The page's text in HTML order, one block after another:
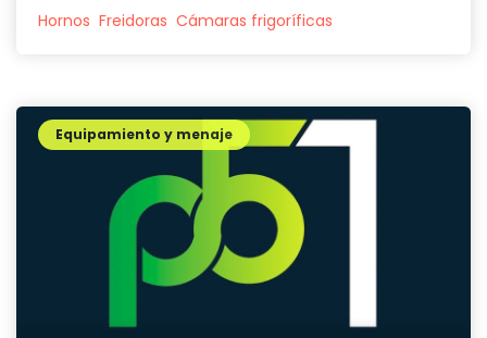
Hornos Freidoras Cámaras frigoríficas
Equipamiento y menaje